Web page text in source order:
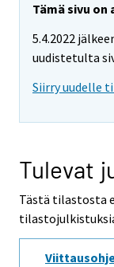
Tämä sivu
5.4.2022
uudistetulta
Siirry uudelle
Tulevat
Tästä tilastosta